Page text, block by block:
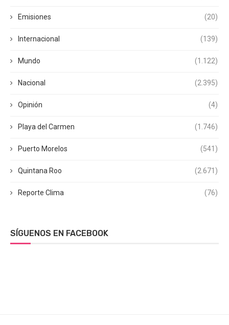
Emisiones (20)
Internacional (139)
Mundo (1.122)
Nacional (2.395)
Opinión (4)
Playa del Carmen (1.746)
Puerto Morelos (541)
Quintana Roo (2.671)
Reporte Clima (76)
SÍGUENOS EN FACEBOOK